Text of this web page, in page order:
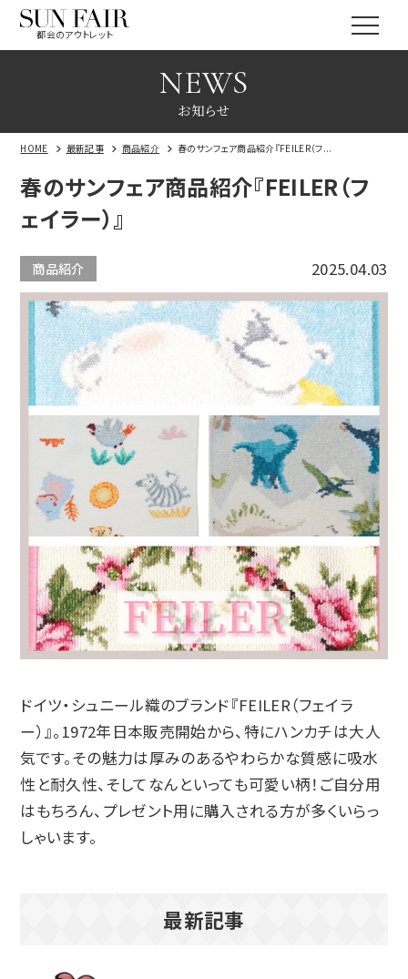
都会のアウトレット
NEWS
お知らせ
HOME 最新記事 商品紹介 春のサンフェア商品紹介『FEILER（フ...
春のサンフェア商品紹介『FEILER（フ
ェイラー）』
商品紹介 2025.04.03
ドイツ・シュニール織のブランド『FEILER（フェイラ
ー）』。1972年日本販売開始から、特にハンカチは大人
気です。その魅力は厚みのあるやわらかな質感に吸水
性と耐久性、そしてなんといっても可愛い柄！ご自分用
はもちろん、プレゼント用に購入される方が多くいらっ
しゃいます。
最新記事